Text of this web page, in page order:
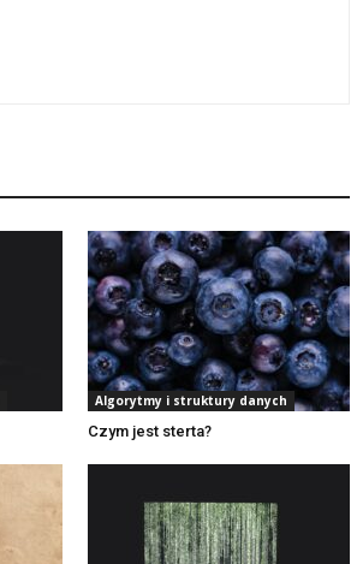
Algorytmy i struktury danych
Czym jest sterta?